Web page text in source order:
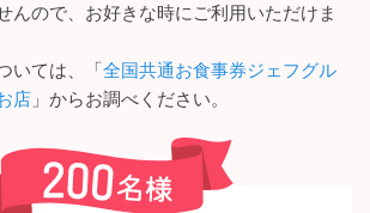
んので、お好きな時にご利用いただけま
いては、「全国共通お食事券ジェフグル
店 」からお調べください。